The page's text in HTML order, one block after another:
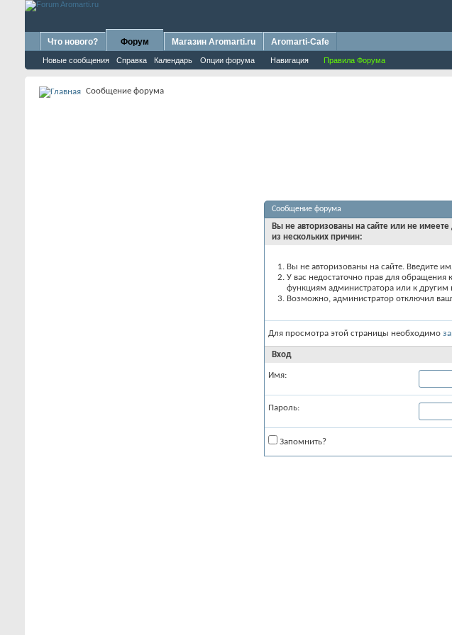
Что нового? Форум
Новые сообщения Справка Календарь Опции форума Навигация Правила Форума
Магазин Aromarti.ru Aromarti-Cafe
Сообщение форума
Сообщение форума
Вы не авторизованы на сайте или не
из нескольких причин:
Вы не авторизованы на сайте. Введите
У вас недостаточно прав для обращения
функциям администратора или к
Возможно, администратор отключил
Для просмотра этой страницы необходимо
Вход
Имя:
Пароль:
Запомнить?